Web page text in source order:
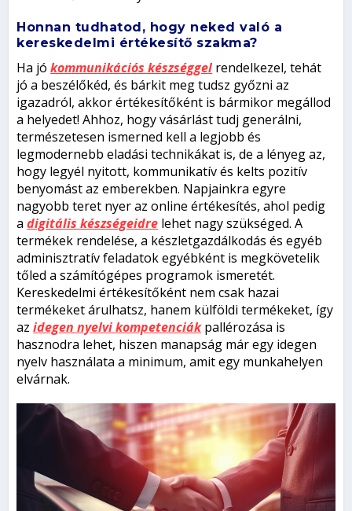
Honnan tudhatod, hogy neked való a
kereskedelmi értékesítő szakma?
Ha jókommunikációs készséggel rendelkezel, tehát
jó a beszélőkéd, és bárkit meg tudsz győzni az
igazadról, akkor értékesítőként is bármikor megállod
a helyedet! Ahhoz, hogy vásárlást tudj generálni,
természetesen ismerned kell a legjobb és
legmodernebb eladási technikákat is, de a lényeg az,
hogy legyél nyitott, kommunikatív és kelts pozitív
benyomást az emberekben. Napjainkra egyre
nagyobb teret nyer az online értékesítés, ahol pedig
adigitális készségeidre lehet nagy szükséged. A
termékek rendelése, a készletgazdálkodás és egyéb
adminisztratív feladatok egyébként is megkövetelik
tőled a számítógépes programok ismeretét.
Kereskedelmi értékesítőként nem csak hazai
termékeket árulhatsz, hanem külföldi termékeket, így
azidegen nyelvi kompetenciákpallérozása is
hasznodra lehet, hiszen manapság már egy idegen
nyelv használata a minimum, amit egy munkahelyen
elvárnak.